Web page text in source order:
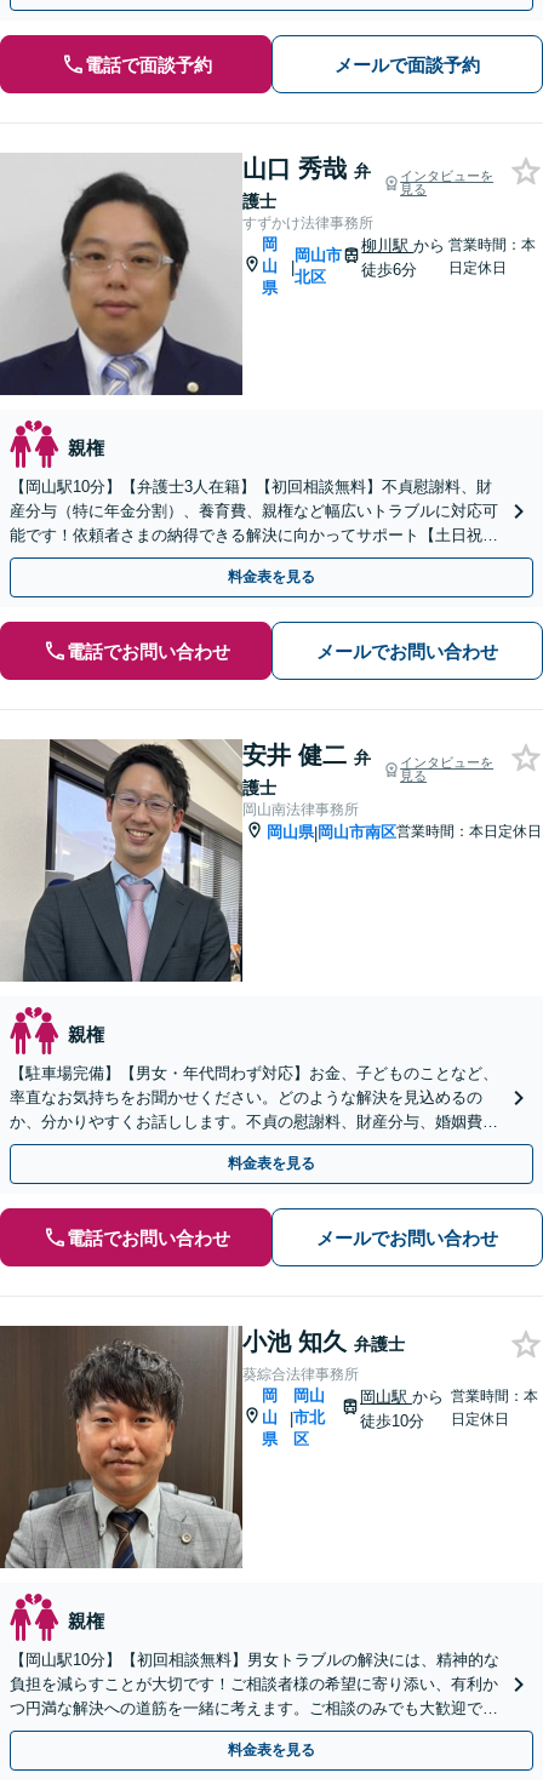
電話で面談予約 メールで面談予約
山口 秀哉 弁
護士
インタビューを
見る
すずかけ法律事務所
岡
山
県
|
岡山市
北区
柳川駅から
徒歩6分
営業時間：本
日定休日
親権
【岡山駅10分】【弁護士3人在籍】【初回相談無料】不貞慰謝料、財
産分与（特に年金分割）、養育費、親権など幅広いトラブルに対応可
能です！依頼者さまの納得できる解決に向かってサポート【土日祝／
夜間対応可】【当日／電話相談可】
料金表を見る
電話でお問い合わせ メールでお問い合わせ
安井 健二 弁
護士
インタビューを
見る
岡山南法律事務所
岡山県|岡山市南区営業時間：本日定休日
親権
【駐車場完備】【男女・年代問わず対応】お金、子どものことなど、
率直なお気持ちをお聞かせください。どのような解決を見込めるの
か、分かりやすくお話しします。不貞の慰謝料、財産分与、婚姻費
用、養育費、親権、面会交流など【子連れ相談｜WEB面談可】
料金表を見る
電話でお問い合わせ メールでお問い合わせ
小池 知久 弁護士
葵綜合法律事務所
岡
山
県
|
岡山
市北
区
岡山駅 から
徒歩10分
営業時間：本
日定休日
親権
【岡山駅10分】【初回相談無料】男女トラブルの解決には、精神的な
負担を減らすことが大切です！ご相談者様の希望に寄り添い、有利か
つ円満な解決への道筋を一緒に考えます。ご相談のみでも大歓迎です
ので、まずはご相談ください。【夜間・休日相談可】
料金表を見る